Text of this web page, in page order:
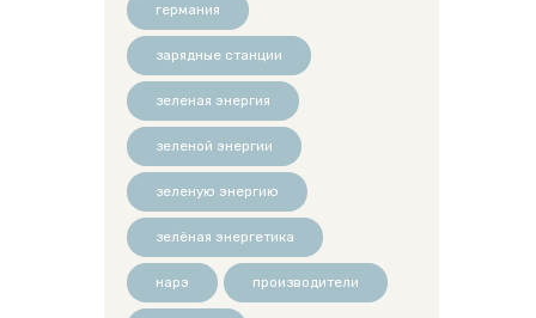
германия
зарядные станции
зеленая энергия
зеленой энергии
зеленую энергию
зелёная энергетика
нарэ производители